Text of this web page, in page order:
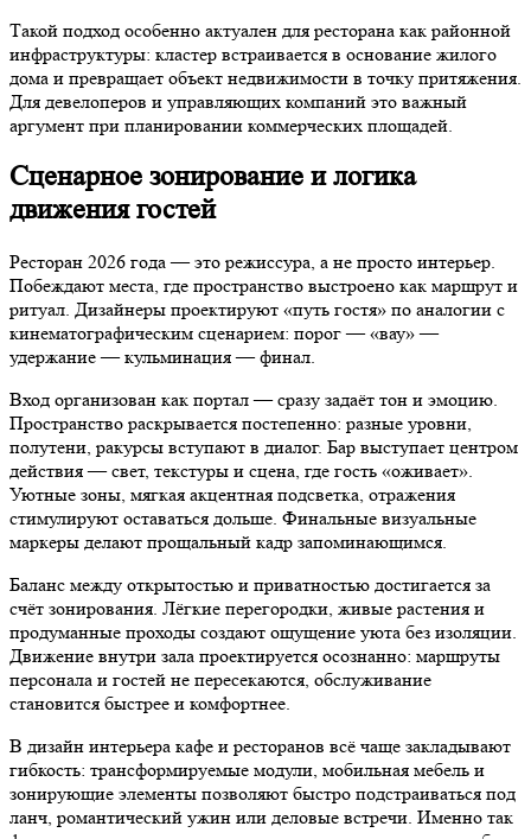
Такой подход особенно актуален для ресторана как районной
инфраструктуры: кластер встраивается в основание жилого
дома и превращает объект недвижимости в точку притяжения.
Для девелоперов и управляющих компаний это важный
аргумент при планировании коммерческих площадей.
Сценарное зонирование и логика
движения гостей
Ресторан 2026 года — это режиссура, а не просто интерьер.
Побеждают места, где пространство выстроено как маршрут и
ритуал. Дизайнеры проектируют «путь гостя» по аналогии с
кинематографическим сценарием: порог — «вау» —
удержание — кульминация — финал.
Вход организован как портал — сразу задаёт тон и эмоцию.
Пространство раскрывается постепенно: разные уровни,
полутени, ракурсы вступают в диалог. Бар выступает центром
действия — свет, текстуры и сцена, где гость «оживает».
Уютные зоны, мягкая акцентная подсветка, отражения
стимулируют оставаться дольше. Финальные визуальные
маркеры делают прощальный кадр запоминающимся.
Баланс между открытостью и приватностью достигается за
счёт зонирования. Лёгкие перегородки, живые растения и
продуманные проходы создают ощущение уюта без изоляции.
Движение внутри зала проектируется осознанно: маршруты
персонала и гостей не пересекаются, обслуживание
становится быстрее и комфортнее.
В дизайн интерьера кафе и ресторанов всё чаще закладывают
гибкость: трансформируемые модули, мобильная мебель и
зонирующие элементы позволяют быстро подстраиваться под
ланч, романтический ужин или деловые встречи. Именно так